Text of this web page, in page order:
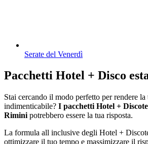
Serate del Venerdì
Pacchetti Hotel + Disco
Stai cercando il modo perfetto per rendere la
indimenticabile? I pacchetti Hotel +
Rimini potrebbero essere la tua risposta.
La formula all inclusive degli Hotel +
ottimizzare il tuo tempo e massimizzare il